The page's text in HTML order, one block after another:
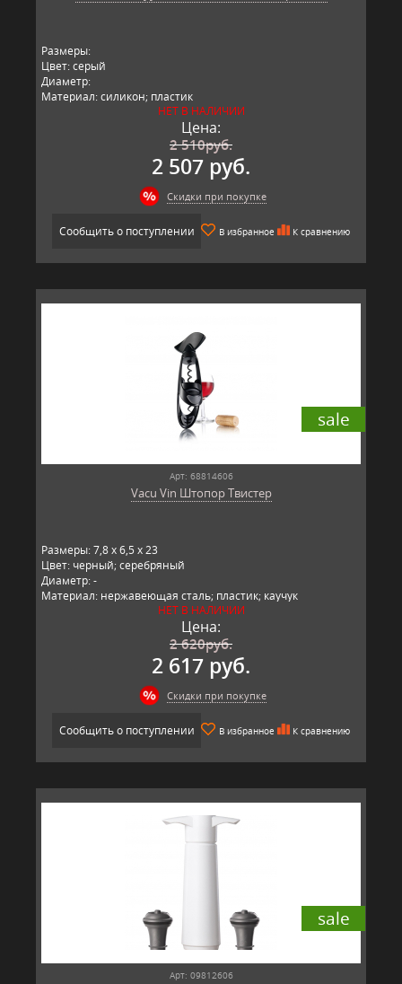
Размеры:
Цвет: серый
Диаметр:
Материал: силикон; пластик
Производитель: Vacu Vin, Нидерланды
НЕТ В НАЛИЧИИ
Цена:
2 510руб.
2 507 руб.
Скидки при покупке
Сообщить о поступлении В избранное К сравнению
sale
Арт: 68814606
Vacu Vin Штопор Твистер
Размеры: 7,8 x 6,5 x 23
Цвет: черный; серебряный
Диаметр: -
Материал: нержавеющая сталь; пластик; каучук
Производитель: Vacu Vin, Польша
НЕТ В НАЛИЧИИ
Цена:
2 620руб.
2 617 руб.
Скидки при покупке
Сообщить о поступлении В избранное К сравнению
sale
Арт: 09812606